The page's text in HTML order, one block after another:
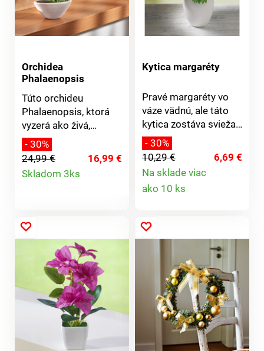
Orchidea
Phalaenopsis
Túto orchideu
Phalaenopsis, ktorá
vyzerá ako živá,
dodávame v
elegantnom
keramickom kvetináči.
Zaručené bohatstvo
samú radosť a nepridá
žiadnu prácu.
- 30%
24,99 €
16,99 €
Skladom 3ks
Detail
Kytica margaréty
Pravé margaréty vo
váze vädnú, ale táto
kytica zostáva svieža.
Bude Vám robiť
radosť dlhú dobu.
Dodávané bez vázy.
- 30%
10,29 €
6,69 €
Na sklade viac
ako 10 ks